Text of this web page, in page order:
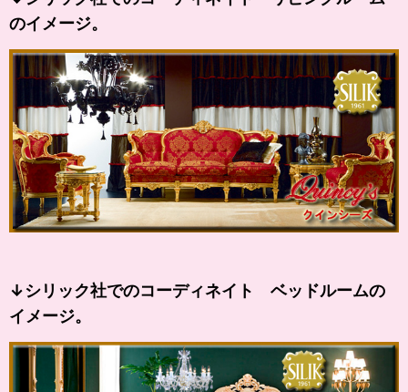
のイメージ。
↓シリック社でのコーディネイト ベッドルームの
イメージ。